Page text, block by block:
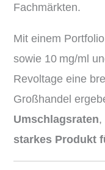
Fachmärkten.
Mit einem
sowie 10 mg/ml
Revoltage eine
Großhandel
Umschlagsraten,
starkes Produkt